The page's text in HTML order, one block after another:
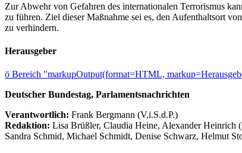
Zur Abwehr von Gefahren des internationalen Terrorismus
zu führen. Ziel dieser Maßnahme sei es, den Aufenthaltsort
zu verhindern.
Herausgeber
ö Bereich "markupOutput(format=HTML,
Deutscher Bundestag, Parlamentsnachrichten
Verantwortlich: Frank Bergmann (V.i.S.d.P.)
Redaktion: Lisa Brüßler, Claudia Heine, Alexander Heinrich
Sandra Schmid, Michael Schmidt, Denise Schwarz, Helmut